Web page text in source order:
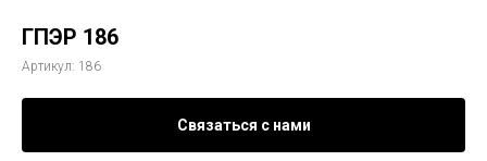
ГПЭР 186
Артикул: 186
Связаться с нами